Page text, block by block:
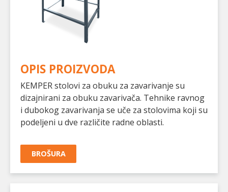
OPIS PROIZVODA
KEMPER stolovi za obuku za zavarivanje su
dizajnirani za obuku zavarivača. Tehnike ravnog
i dubokog zavarivanja se uče za stolovima koji su
podeljeni u dve različite radne oblasti.
BROŠURA